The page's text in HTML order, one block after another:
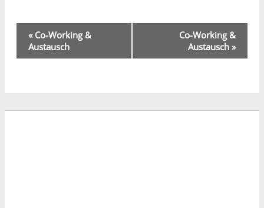
Veranstaltung-
Navigation
«Co-Working &
Austausch
Co-Working &
Austausch »